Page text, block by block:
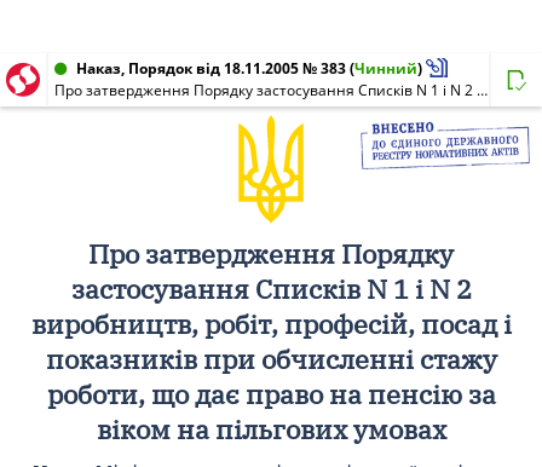
Наказ, Порядок від 18.11.2005 № 383(Чинний)
Про затвердження Порядку застосування Списків N 1 і N 2 виробництв, робіт, професій, посад і показників при обчисленні стажу роботи, що дає право на пенсію за віком на пільгових умовах